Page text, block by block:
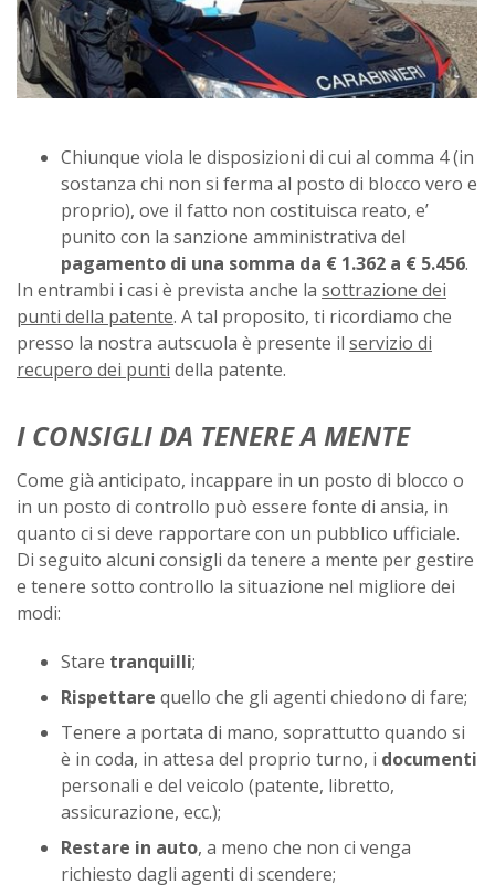
Chiunque viola le disposizioni di cui al comma 4 (in
sostanza chi non si ferma al posto di blocco vero e
proprio), ove il fatto non costituisca reato, e’
punito con la sanzione amministrativa del
pagamento di una somma da € 1.362 a € 5.456.
In entrambi i casi è prevista anche la sottrazione dei
punti della patente. A tal proposito, ti ricordiamo che
presso la nostra autscuola è presente il servizio di
recupero dei punti della patente.
I CONSIGLI DA TENERE A MENTE
Come già anticipato, incappare in un posto di blocco o
in un posto di controllo può essere fonte di ansia, in
quanto ci si deve rapportare con un pubblico ufficiale.
Di seguito alcuni consigli da tenere a mente per gestire
e tenere sotto controllo la situazione nel migliore dei
modi:
Stare tranquilli;
Rispettare quello che gli agenti chiedono di fare;
Tenere a portata di mano, soprattutto quando si
è in coda, in attesa del proprio turno, i documenti
personali e del veicolo (patente, libretto,
assicurazione, ecc.);
Restare in auto, a meno che non ci venga
richiesto dagli agenti di scendere;